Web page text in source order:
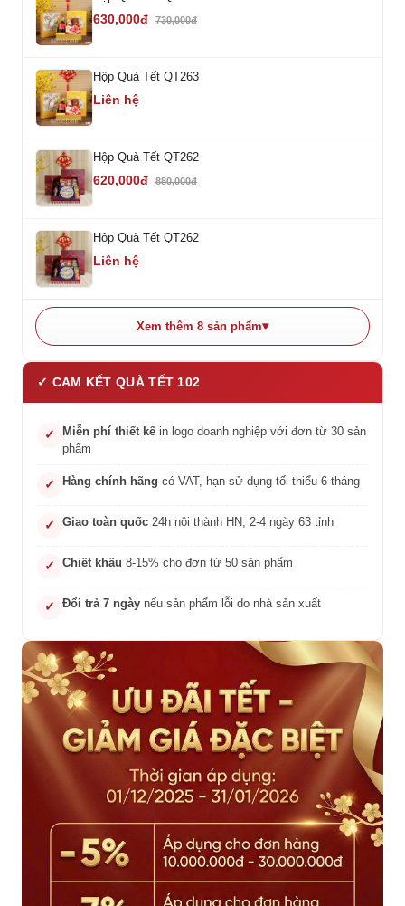
630,000đ 730,000đ
Hộp Quà Tết QT263
Liên hệ
Hộp Quà Tết QT262
620,000đ 880,000đ
Hộp Quà Tết QT262
Liên hệ
Xem thêm 8 sản phẩm
✓ CAM KẾT QUÀ TẾT 102
✓ Miễn phí thiết kế in logo doanh nghiệp với đơn từ 30 sản
phẩm
✓ Hàng chính hãng có VAT, hạn sử dụng tối thiểu 6 tháng
✓ Giao toàn quốc 24h nội thành HN, 2-4 ngày 63 tỉnh
✓ Chiết khấu 8-15% cho đơn từ 50 sản phẩm
✓ Đổi trả 7 ngày nếu sản phẩm lỗi do nhà sản xuất